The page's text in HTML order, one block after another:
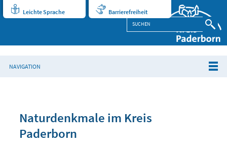
Leichte Sprache Barrierefreiheit
NAVIGATION
Naturdenkmale im Kreis
Paderborn